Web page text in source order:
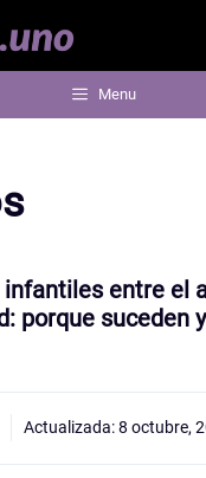
Menu
entre el
porque suceden
Actualizada:8 octubre,